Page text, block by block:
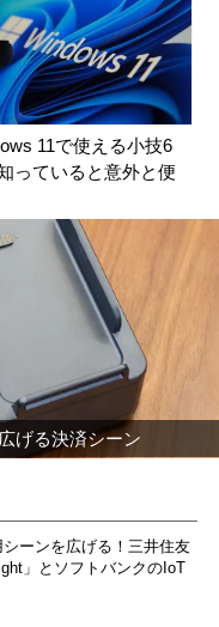
11で使える小技6
ていると意外と便
げる決済シーン
ーンを広げる！三井住友
」とソフトバンクのIoT